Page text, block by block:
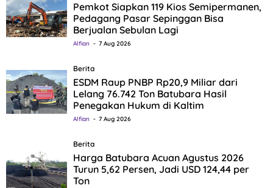
Pemkot Siapkan 119 Kios Semipermanen,
Pedagang Pasar Sepinggan Bisa
Berjualan Sebulan Lagi
Alfian 7 Aug 2026
Berita
ESDM Raup PNBP Rp20,9 Miliar dari
Lelang 76.742 Ton Batubara Hasil
Penegakan Hukum di Kaltim
Alfian 7 Aug 2026
Berita
Harga Batubara Acuan Agustus 2026
Turun 5,62 Persen, Jadi USD 124,44 per
Ton